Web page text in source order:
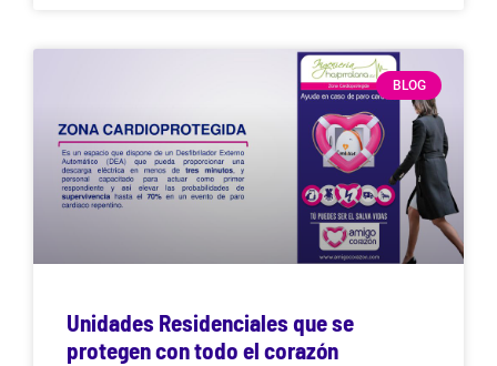
BLOG
Unidades Residenciales que se
protegen con todo el corazón